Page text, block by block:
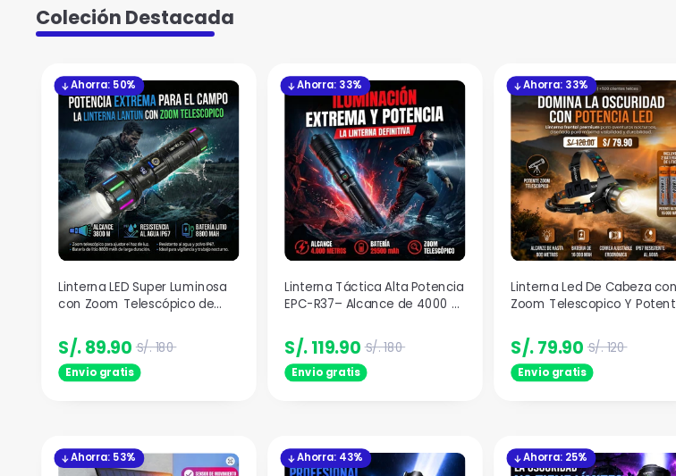
Coleción Destacada
Ahorra: 50%
Linterna LED Super Luminosa
con Zoom Telescópico de
S/. 89.90 S/. 180
Envio gratis
Ahorra: 33%
Linterna Táctica Alta Potencia
EPC-R37– Alcance de 4000 m
S/. 119.90 S/. 180
Envio gratis
Ahorra: 33%
Linterna Led De Cabeza con
Zoom Telescopico Y
S/. 79.90 S/. 120
Envio gratis
Ahorra: 53% Ahorra: 43% Ahorra: 25%